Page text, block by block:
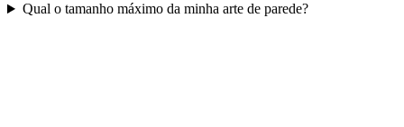
Qual o tamanho máximo da minha arte de parede?